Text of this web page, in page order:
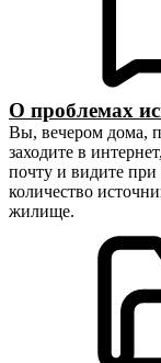
О проблемах
Вы, вечером дома,
заходите в
почту и видите
количество
жилище.